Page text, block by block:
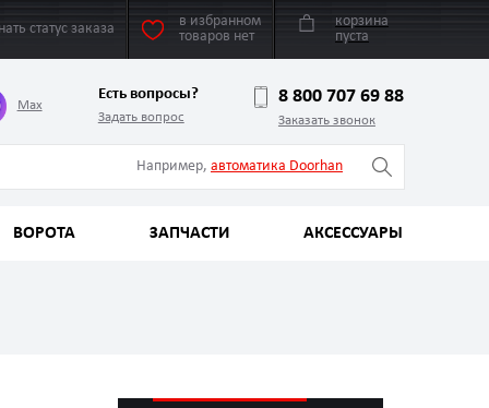
статус заказа
в избранном
товаров нет
корзина
пуста
Max
Есть вопросы?
Задать вопрос
8 800 707 69 88
Заказать звонок
Например, автоматика Doorhan
ВОРОТА ЗАПЧАСТИ АКСЕССУАРЫ